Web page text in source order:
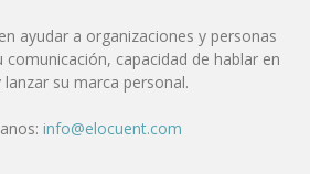
ayudar a organizaciones y personas
capacidad de hablar en
lanzar su marca personal.
info@elocuent.com